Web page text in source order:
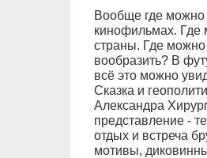
Вообще где можно
кинофильмах. Где
страны. Где можно
вообразить? В
всё это можно
Сказка и
Александра
представление -
отдых и встреча
мотивы,